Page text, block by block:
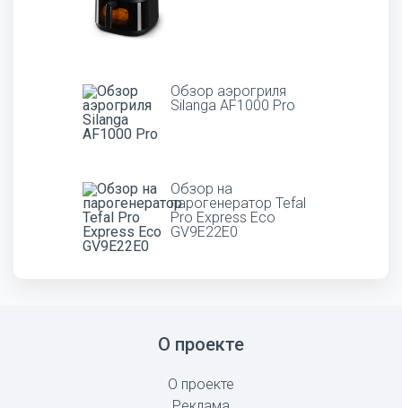
Обзор аэрогриля
Silanga AF1000 Pro
Обзор на
парогенератор Tefal
Pro Express Eco
GV9E22E0
О проекте
О проекте